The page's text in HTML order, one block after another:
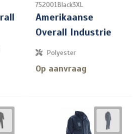
752001Black3XL
Amerikaanse
Overall Industrie
Polyester
Op aanvraag